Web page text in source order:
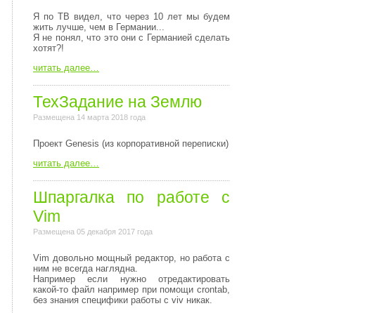
Я по ТВ видел, что через 10 лет мы будем
жить лучше, чем в Германии...
Я не понял, что это они с Германией сделать
хотят?!
читать далее…
ТехЗадание на Землю
Размещена 14 марта 2018 года
Пpоект Genesis (из коpпоpативной пеpеписки)
читать далее…
Шпаргалка по работе с
Vim
Размещена 05 декабря 2017 года
Vim довольно мощный редактор, но работа с
ним не всегда наглядна.
Например если нужно отредактировать
какой-то файл например при помощи crontab,
без знания специфики работы с viv никак.